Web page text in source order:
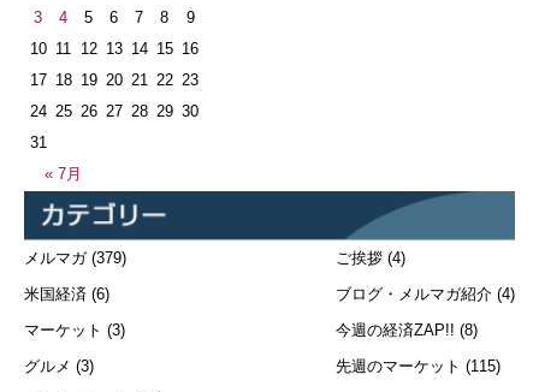
« 7月
3
4 5 6 7 8
9
10 11 12 13 14 15 16
17 18 19 20 21 22 23
24 25 26 27 28 29 30
31
メルマガ(379)
米国経済 (6)
マーケット (3)
グルメ (3)
ご挨拶 (4)
ブログ・メルマガ紹介 (4)
今週の経済ZAP!! (8)
先週のマーケット (115)